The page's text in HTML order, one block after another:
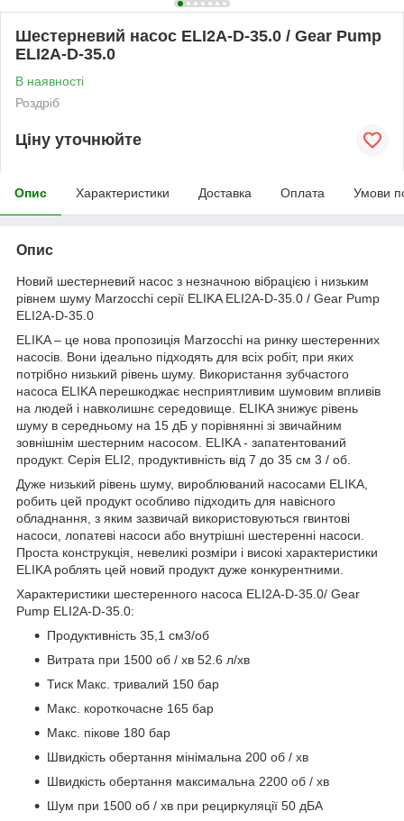
Шестерневий насос ELI2A-D-35.0 / Gear Pump
ELI2A-D-35.0
В наявності
Роздріб
Ціну уточнюйте
Опис Характеристики Доставка Оплата Умови
Опис
Новий шестерневий насос з незначною вібрацією і низьким
рівнем шуму Marzocchi серії ELIKA ELI2A-D-35.0 / Gear Pump
ELI2A-D-35.0
ELIKA – це нова пропозиція Marzocchi на ринку шестеренних
насосів. Вони ідеально підходять для всіх робіт, при яких
потрібно низький рівень шуму. Використання зубчастого
насоса ELIKA перешкоджає несприятливим шумовим впливів
на людей і навколишнє середовище. ELIKA знижує рівень
шуму в середньому на 15 дБ у порівнянні зі звичайним
зовнішнім шестерним насосом. ELIKA - запатентований
продукт. Серія ELI2, продуктивність від 7 до 35 см 3 / об.
Дуже низький рівень шуму, вироблюваний насосами ELIKA,
робить цей продукт особливо підходить для навісного
обладнання, з яким зазвичай використовуються гвинтові
насоси, лопатеві насоси або внутрішні шестеренні насоси.
Проста конструкція, невеликі розміри і високі характеристики
ELIKA роблять цей новий продукт дуже конкурентними.
Характеристики шестеренного насоса ELI2A-D-35.0/ Gear
Pump ELI2A-D-35.0:
Продуктивність 35,1 см3/об
Витрата при 1500 об / хв 52.6 л/хв
Тиск Макс. тривалий 150 бар
Макс. короткочасне 165 бар
Макс. пікове 180 бар
Швидкість обертання мінімальна 200 об / хв
Швидкість обертання максимальна 2200 об / хв
Шум при 1500 об / хв при рециркуляції 50 дБА